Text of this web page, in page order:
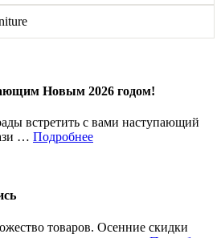
Новым 2026 годом!
встретить с вами наступающий
… Подробнее
товаров. Осенние скидки